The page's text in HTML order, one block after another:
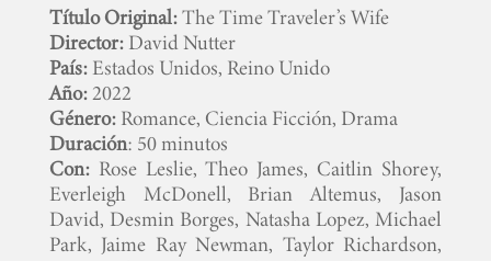
INICIO
Título Original:The Time Traveler’s Wife
Director:David Nutter
País:Estados Unidos, Reino Unido
Año:2022
Género:Romance, Ciencia Ficción, Drama
Duración: 50 minutos
Con:Rose Leslie, Theo James, Caitlin Shorey,
Everleigh McDonell, Brian Altemus, Jason
David, Desmin Borges, Natasha Lopez, Michael
Park, Jaime Ray Newman, Taylor Richardson,